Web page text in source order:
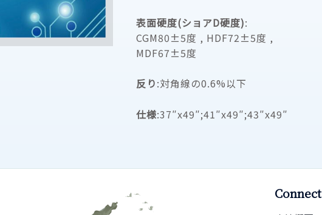
表面硬度(ショアD硬度):
CGM80±5度 , HDF72±5度 ,
MDF67±5度
反り:対角線の0.6%以下
仕様:37″x49″;41″x49″;43″x49″
Connect